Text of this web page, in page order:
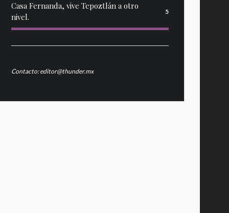
Casa Fernanda, vive Tepoztlán a otro
nivel.
5
Contacto: editor@thunder.mx